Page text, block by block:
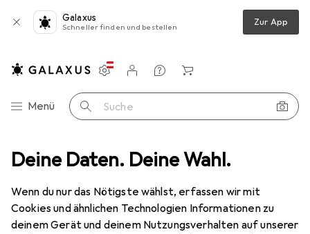
Deine Daten. Deine Wahl.
Wenn du nur das Nötigste wählst, erfassen wir mit
Cookies und ähnlichen Technologien Informationen zu
deinem Gerät und deinem Nutzungsverhalten auf unserer
Galaxus
Schneller finden und bestellen Zur App
Navigation nach Kategorien
Menü Suche
Einstellungen
Kundenkonto
Vergleichslisten
Merklisten
Warenkorb
Pferd POLIFANFächerscheibe PFC 40 SG POWER STEELOX
9 Bilder